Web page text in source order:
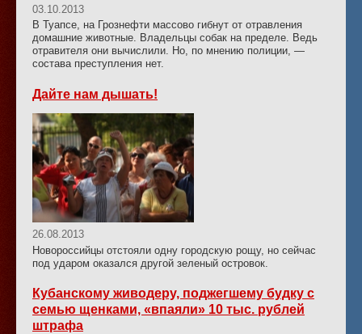
03.10.2013
В Туапсе, на Грознефти массово гибнут от отравления
домашние животные. Владельцы собак на пределе. Ведь
отравителя они вычислили. Но, по мнению полиции, —
состава преступления нет.
Дайте нам дышать!
26.08.2013
Новороссийцы отстояли одну городскую рощу, но сейчас
под ударом оказался другой зеленый островок.
Кубанскому живодеру, поджегшему будку с
семью щенками, «впаяли» 10 тыс. рублей
штрафа